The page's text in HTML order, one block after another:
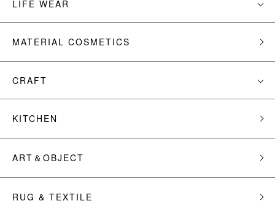
LIFE WEAR
MATERIAL COSMETICS
CRAFT
KITCHEN
ART＆OBJECT
RUG & TEXTILE